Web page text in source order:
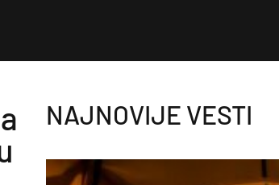
NAJNOVIJE VESTI